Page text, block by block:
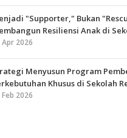
"Supporter," Bukan
Resiliensi Anak di
Apr 2026
Menyusun Program
Khusus di Sekolah
Feb 2026